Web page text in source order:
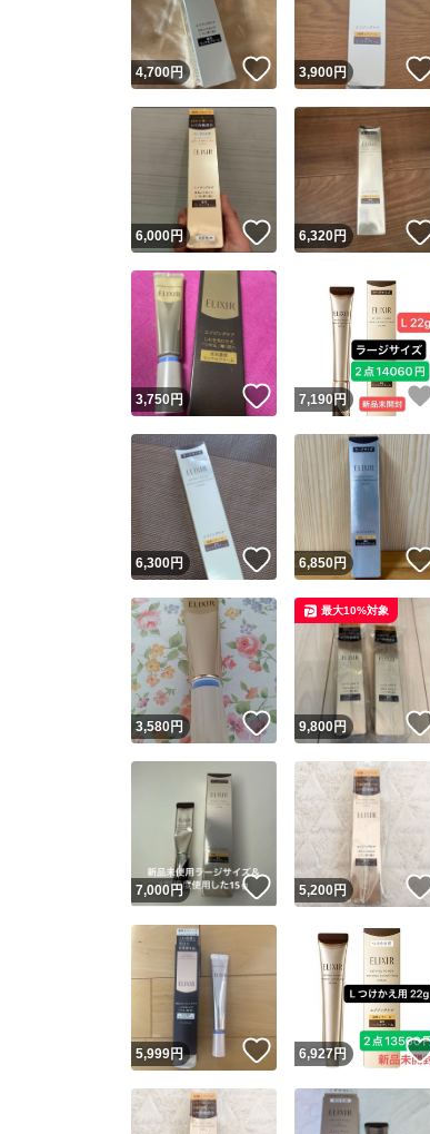
4,700円 いいね！
3,900円
6,000円 いいね！
6,320円
3,750円 いいね！
7,190円
6,300円 いいね！
6,850円
3,580円 いいね！
9,800円
最大10%対象
7,000円 いいね！
5,200円
5,999円 いいね！
6,927円